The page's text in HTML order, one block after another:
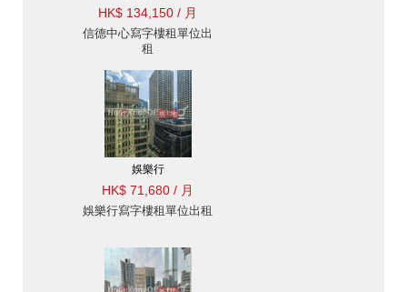
HK$ 134,150 / 月
信德中心寫字樓租單位出
租
娛樂行
HK$ 71,680 / 月
娛樂行寫字樓租單位出租